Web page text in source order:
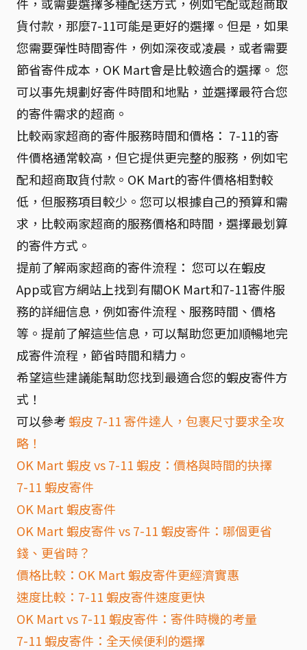
貨付款，那麼7-11可能是更好的選擇。但是，如果
您需要彈性時間寄件，例如深夜或凌晨，或者需要
節省寄件成本，OK Mart會是比較適合的選擇。 您
可以事先規劃好寄件時間和地點，並選擇最符合您
的寄件需求的超商。
比較兩家超商的寄件服務時間和價格： 7-11的寄
件價格通常較高，但它提供更完整的服務，例如宅
配和超商取貨付款。OK Mart的寄件價格相對較
低，但服務項目較少。您可以根據自己的預算和需
求，比較兩家超商的服務價格和時間，選擇最划算
的寄件方式。
提前了解兩家超商的寄件流程： 您可以在蝦皮
App或官方網站上找到有關OK Mart和7-11寄件服
務的詳細信息，例如寄件流程、服務時間、價格
等。提前了解這些信息，可以幫助您更加順暢地完
成寄件流程，節省時間和精力。
希望這些建議能幫助您找到最適合您的蝦皮寄件方
式！
可以參考 蝦皮 7-11 寄件達人，包裹尺寸要求全攻
略！
OK Mart 蝦皮 vs 7-11 蝦皮：價格與時間的抉擇
7-11 蝦皮寄件
OK Mart 蝦皮寄件
OK Mart 蝦皮寄件 vs 7-11 蝦皮寄件：哪個更省
錢、更省時？
價格比較：OK Mart 蝦皮寄件更經濟實惠
速度比較：7-11 蝦皮寄件速度更快
OK Mart vs 7-11 蝦皮寄件：寄件時機的考量
7-11 蝦皮寄件：全天候便利的選擇